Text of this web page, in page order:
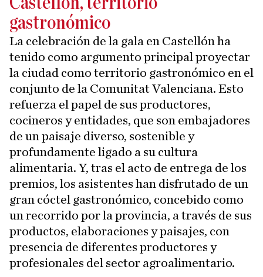
gastronómico
La celebración de la gala en Castellón ha
tenido como argumento principal proyectar
la ciudad como territorio gastronómico en el
conjunto de la Comunitat Valenciana. Esto
refuerza el papel de sus productores,
cocineros y entidades, que son embajadores
de un paisaje diverso, sostenible y
profundamente ligado a su cultura
alimentaria. Y, tras el acto de entrega de los
premios, los asistentes han disfrutado de un
gran cóctel gastronómico, concebido como
un recorrido por la provincia, a través de sus
productos, elaboraciones y paisajes, con
presencia de diferentes productores y
profesionales del sector agroalimentario.